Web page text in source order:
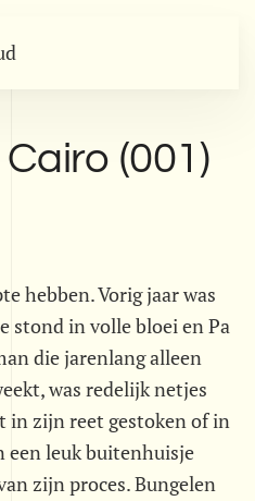
(001)
hebben. Vorig jaar was
stond in volle bloei en Pa
die jarenlang alleen
was redelijk netjes
in zijn reet gestoken of in
een leuk buitenhuisje
zijn proces. Bungelen